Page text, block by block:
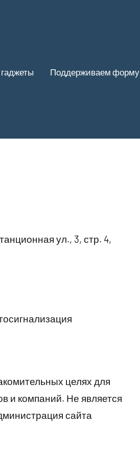
Поддерживаем форму
ул., 3, стр. 4,
целях для
и компаний. Не является
сайта